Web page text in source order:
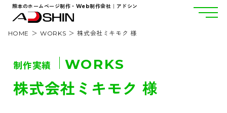
熊本のホームページ制作・Web制作会社｜アドシン
HOME WORKS 株式会社ミキモク 様
制作実績 WORKS
株式会社ミキモク 様